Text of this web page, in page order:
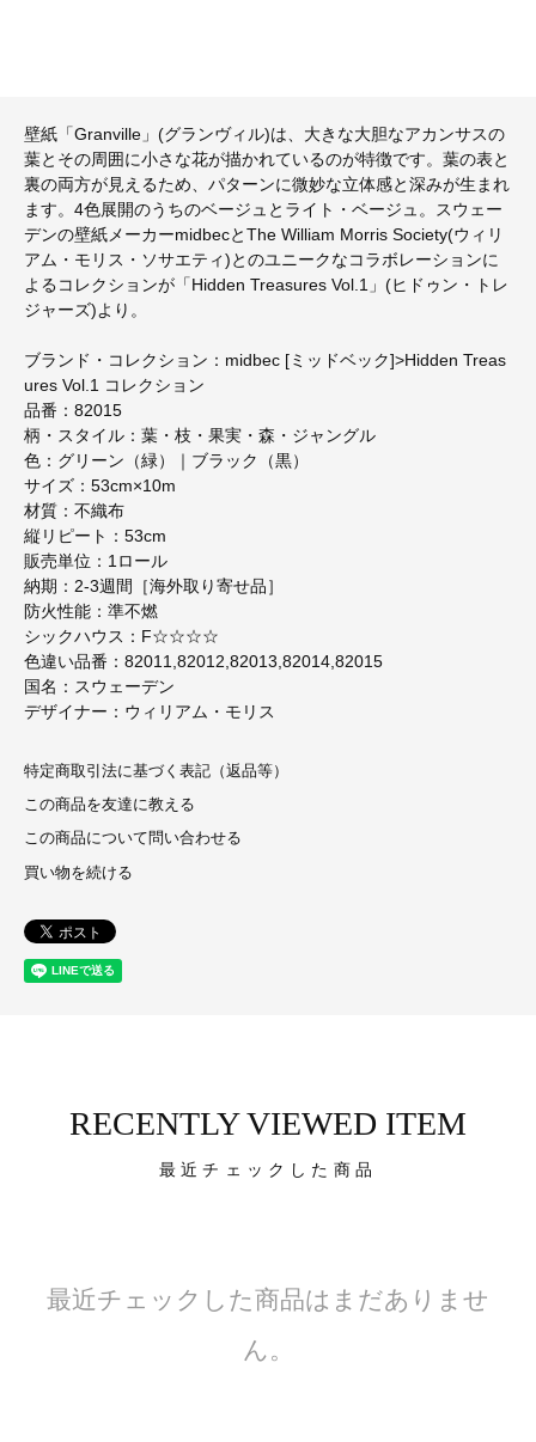
壁紙「Granville」(グランヴィル)は、大きな大胆なアカンサスの
葉とその周囲に小さな花が描かれているのが特徴です。葉の表と
裏の両方が見えるため、パターンに微妙な立体感と深みが生まれ
ます。4色展開のうちのベージュとライト・ベージュ。スウェー
デンの壁紙メーカーmidbecとThe William Morris Society(ウィリ
アム・モリス・ソサエティ)とのユニークなコラボレーションに
よるコレクションが「Hidden Treasures Vol.1」(ヒドゥン・トレ
ジャーズ)より。
ブランド・コレクション：midbec [ミッドベック]>Hidden Treas
ures Vol.1 コレクション
品番：82015
柄・スタイル：葉・枝・果実・森・ジャングル
色：グリーン（緑）｜ブラック（黒）
サイズ：53cm×10m
材質：不織布
縦リピート：53cm
販売単位：1ロール
納期：2-3週間［海外取り寄せ品］
防火性能：準不燃
シックハウス：F☆☆☆☆
色違い品番：82011,82012,82013,82014,82015
国名：スウェーデン
デザイナー：ウィリアム・モリス
特定商取引法に基づく表記（返品等）
この商品を友達に教える
この商品について問い合わせる
買い物を続ける
RECENTLY VIEWED ITEM
最近チェックした商品
最近チェックした商品はまだありませ
ん。